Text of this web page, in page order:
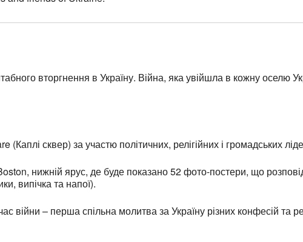
вторгнення в Україну. Війна, яка увійшла в кожну оселю
сквер) за участю політичних, релігійних і громадських
нижній ярус, де буде показано 52 фото-постери, що
випічка та напої).
війни – перша спільна молитва за Україну різних конфесій та